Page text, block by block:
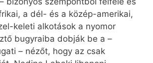
a dél- és a közép-amerikai,
keleti alkotások a nyomor
bugyraiba dobják be a –
– nézőt, hogy az csak